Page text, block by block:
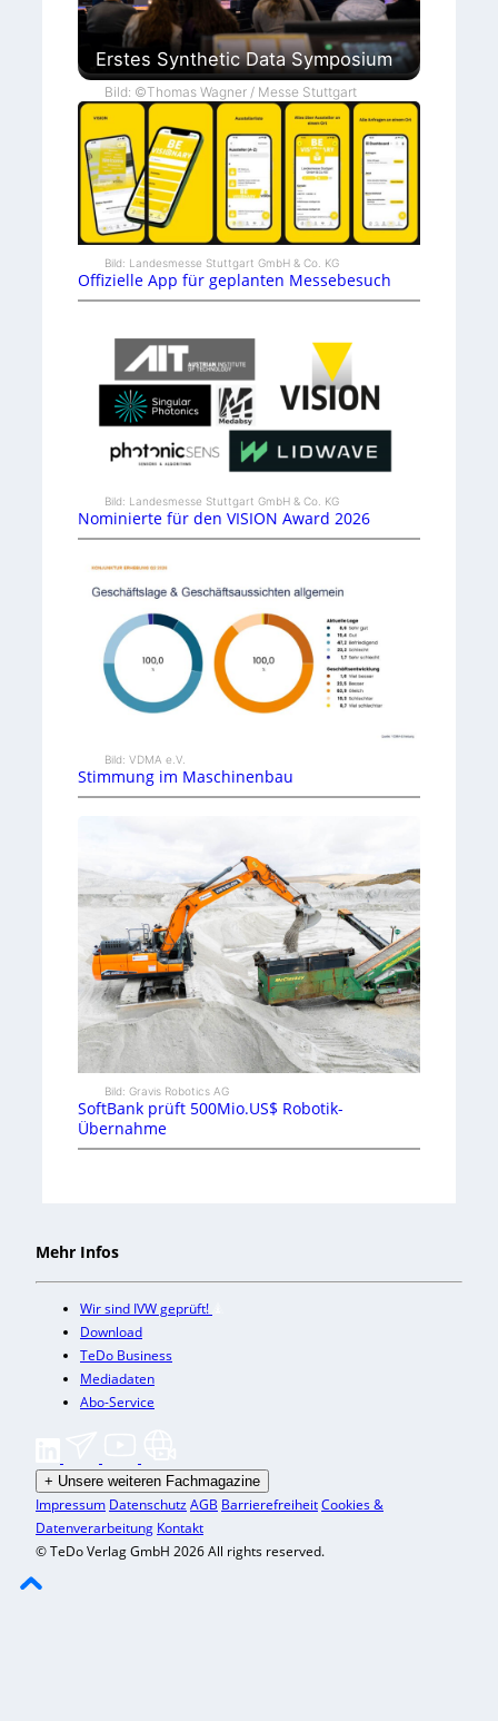
Erstes Synthetic Data Symposium
Bild: ©Thomas Wagner / Messe Stuttgart
Bild: Landesmesse Stuttgart GmbH & Co. KG
Offizielle App für geplanten Messebesuch
Bild: Landesmesse Stuttgart GmbH & Co. KG
Nominierte für den VISION Award 2026
Bild: VDMA e.V.
Stimmung im Maschinenbau
Bild: Gravis Robotics AG
SoftBank prüft 500Mio.US$ Robotik-
Übernahme
Mehr Infos
Wir sind IVW geprüft!
Download
TeDo Business
Mediadaten
Abo-Service
+ Unsere weiteren Fachmagazine
Impressum DatenschutzAGB BarrierefreiheitCookies &
Datenverarbeitung Kontakt
© TeDo Verlag GmbH 2026 All rights reserved.